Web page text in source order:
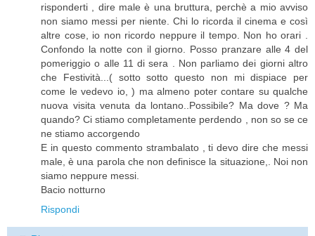
risponderti , dire male è una bruttura, perchè a mio avviso
non siamo messi per niente. Chi lo ricorda il cinema e così
altre cose, io non ricordo neppure il tempo. Non ho orari .
Confondo la notte con il giorno. Posso pranzare alle 4 del
pomeriggio o alle 11 di sera . Non parliamo dei giorni altro
che Festività...( sotto sotto questo non mi dispiace per
come le vedevo io, ) ma almeno poter contare su qualche
nuova visita venuta da lontano..Possibile? Ma dove ? Ma
quando? Ci stiamo completamente perdendo , non so se ce
ne stiamo accorgendo
E in questo commento strambalato , ti devo dire che messi
male, è una parola che non definisce la situazione,. Noi non
siamo neppure messi.
Bacio notturno
Rispondi